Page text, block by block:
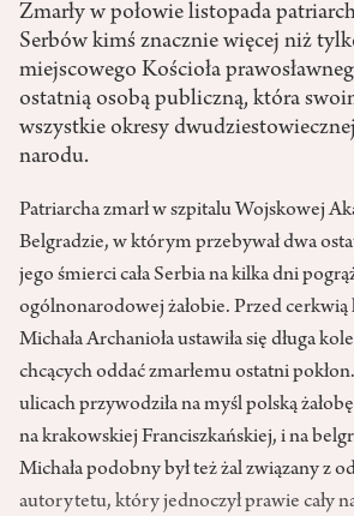
Zmarły w połowie listopada
Serbów kimś znacznie więcej niż
miejscowego Kościoła
ostatnią osobą publiczną, która
wszystkie okresy
narodu.
Patriarcha zmarł w szpitalu Wojskowej
Belgradzie, w którym przebywał dwa
jego śmierci cała Serbia na kilka dni
ogólnonarodowej żałobie. Przed cerkwią
Michała Archanioła ustawiła się długa
chcących oddać zmarłemu ostatni
ulicach przywodziła na myśl polską
na krakowskiej Franciszkańskiej, i na
Michała podobny był też żal związany z
autorytetu, który jednoczył prawie cały